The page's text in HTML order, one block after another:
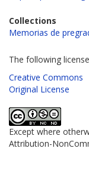
Collections
Memorias de
The following
Creative Commons
Original License
Except where
Attribution-